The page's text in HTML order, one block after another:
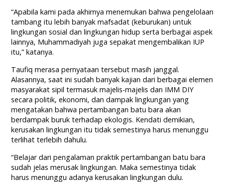
“Apabila kami pada akhirnya menemukan bahwa pengelolaan
tambang itu lebih banyak mafsadat (keburukan) untuk
lingkungan sosial dan lingkungan hidup serta berbagai aspek
lainnya, Muhammadiyah juga sepakat mengembalikan IUP
itu,” katanya.
Taufiq merasa pernyataan tersebut masih janggal.
Alasannya, saat ini sudah banyak kajian dari berbagai elemen
masyarakat sipil termasuk majelis-majelis dan IMM DIY
secara politik, ekonomi, dan dampak lingkungan yang
mengatakan bahwa pertambangan batu bara akan
berdampak buruk terhadap ekologis. Kendati demikian,
kerusakan lingkungan itu tidak semestinya harus menunggu
terlihat terlebih dahulu.
“Belajar dari pengalaman praktik pertambangan batu bara
sudah jelas merusak lingkungan. Maka semestinya tidak
harus menunggu adanya kerusakan lingkungan dulu.